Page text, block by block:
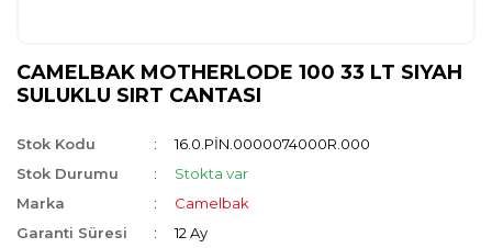
CAMELBAK MOTHERLODE 100 33 LT SIYAH
SULUKLU SIRT CANTASI
Stok Kodu
16.0.PİN.0000074000R.000
Stok Durumu
Stokta var
Marka
Camelbak
Garanti Süresi
12 Ay